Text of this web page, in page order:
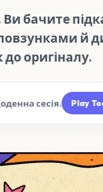
Ви бачите
й
оригіналу.
сесія. Play